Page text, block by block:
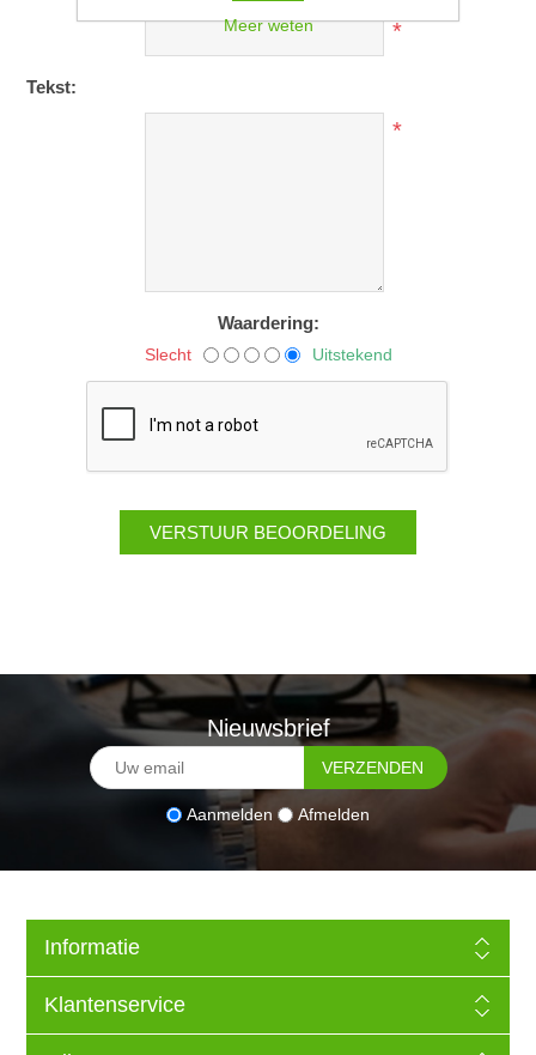
*
Tekst:
*
Waardering:
Slecht Uitstekend
Nieuwsbrief
Aanmelden Afmelden
Informatie
Klantenservice
Meer weten